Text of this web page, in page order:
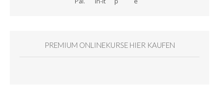
PREMIUM ONLINEKURSE HIER KAUFEN